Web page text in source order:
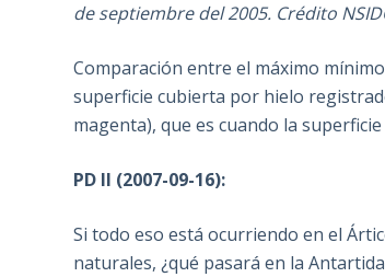
de septiembre del 2005. Crédito
Comparación entre el máximo
superficie cubierta por hielo
magenta), que es cuando la
PD II (2007-09-16):
Si todo eso está ocurriendo en el
naturales, ¿qué pasará en la